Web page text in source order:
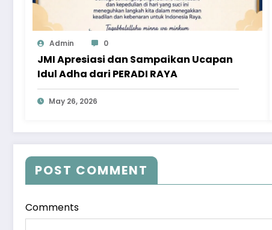
Admin 0
JMI Apresiasi dan Sampaikan Ucapan
Idul Adha dari PERADI RAYA
May 26, 2026
POST COMMENT
Comments